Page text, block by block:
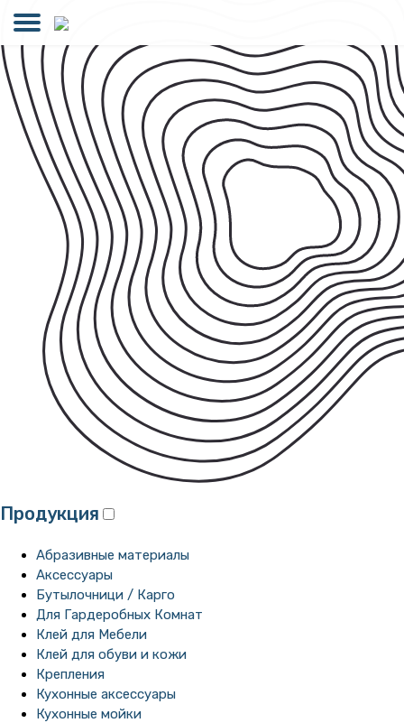
Продукция
Абразивные материалы
Аксессуары
Бутылочници / Карго
Для Гардеробных Комнат
Клей для Мебели
Клей для обуви и кожи
Крепления
Кухонные аксессуары
Кухонные мойки